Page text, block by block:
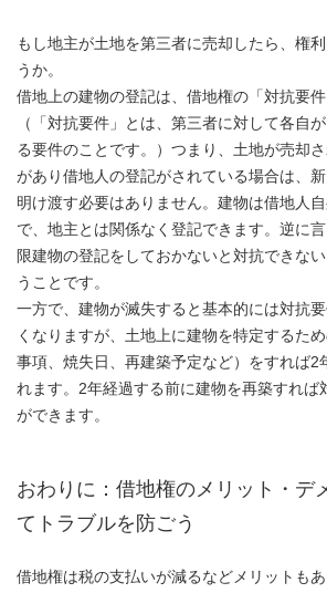
もし地主が土地を第三者に売却したら、権
うか。
借地上の建物の登記は、借地権の「対抗要件
（「対抗要件」とは、第三者に対して各自
る要件のことです。）つまり、土地が売却
があり借地人の登記がされている場合は、
明け渡す必要はありません。建物は借地人
で、地主とは関係なく登記できます。逆に
限建物の登記をしておかないと対抗できな
うことです。
一方で、建物が滅失すると基本的には対抗
くなりますが、土地上に建物を特定するた
事項、焼失日、再建築予定など）をすれば2
れます。2年経過する前に建物を再築すれば
ができます。
おわりに：借地権のメリット・デ
てトラブルを防ごう
借地権は税の支払いが減るなどメリットも